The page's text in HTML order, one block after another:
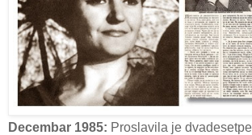
Decembar 1985: Proslavila je